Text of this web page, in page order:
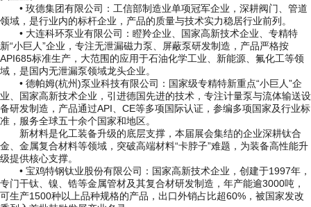
• 玫德集团有限公司：工信部制造业单项冠军企业，深耕阀门、管道
领域，是行业内的标杆企业，产品的质量与技术实力稳居行业前列。
• 大连科环泵业有限公司：瞪羚企业、国家高新技术企业、专精特
新“小巨人”企业，专注无泄漏磁力泵、屏蔽泵研发制造，产品严格按
API685标准生产，大范围的应用于石油化学工业、新能源、氟化工等领
域，是国内无泄漏泵领域龙头企业。
• 德帕姆(杭州)泵业科技有限公司：国家级专精特新重点“小巨人”企
业、国家高新技术企业，引进德国先进的技术，专注计量泵与流体输送设
备研发制造，产品通过API、CE等多项国际认证，参编多项国家及行业标
准，服务全球五十余个国家和地区。
新材料是化工装备升级的底层支撑，本届展会集结的企业深耕钛合
金、金属复合材料等领域，突破高端材料“卡脖子”难题，为装备高性能升
级提供核心支撑。
• 宝鸡特钢钛业股份有限公司：国家高新技术企业，创建于1997年，
专门干钛、镍、锆等金属管材及其复合材研发制造，年产能逾3000吨，
可生产1500种以上品种规格的产品，出口外销占比超60%，被国家发改